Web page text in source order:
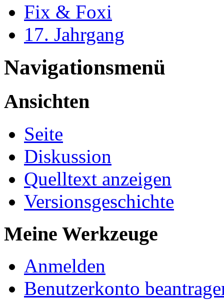
Fix & Foxi
17. Jahrgang
Navigationsmenü
Ansichten
Seite
Diskussion
Quelltext anzeigen
Versionsgeschichte
Meine Werkzeuge
Anmelden
Benutzerkonto